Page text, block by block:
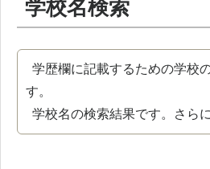
学校名検索
学歴欄に記載するための学校
す。
学校名の検索結果です。さら